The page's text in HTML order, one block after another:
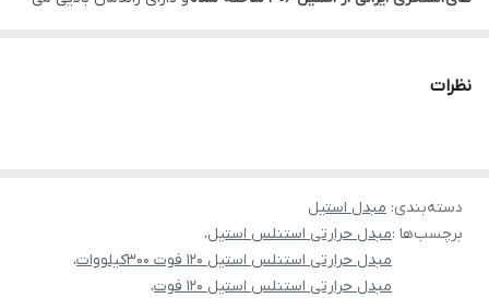
مبدل گرمایش استخر ایرانی اِچ‌وَک پول دارای ابعاد مناسب، پلیت داخلی و
می‌باشد. مبدل گرمایش استخر به تنهایی کار گرمایش استخر را انجام
نمیدهد بلکه نیازمند یک منبع گرمایشی اولیه بوده که آب داغ را تامین
نموده و بوسیله تبادل، آب استخر یا جکوزی را گرم مینماید.
نظرات
دسته‌بندی: مبدل استیل
برچسب‌ها :مبدل حرارتی استنلس استیل،
مبدل حرارتی استنلس استیل 120 فوت 300کیلووات
،
مبدل حرارتی استنلس استیل 120 فوت
،